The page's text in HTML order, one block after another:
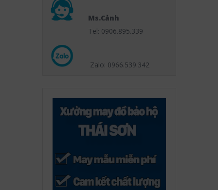
Ms.Cảnh
Tel: 0906.895.339
Zalo: 0966.539.342